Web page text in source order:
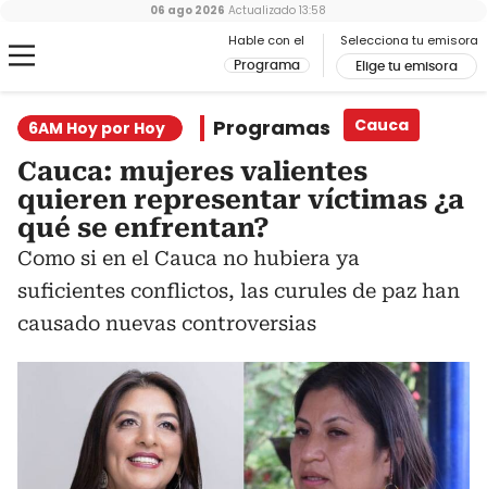
Hable con el
Programa
Selecciona tu emisora
Elige tu emisora
06 ago 2026 Actualizado 13:58
6AM Hoy por Hoy Programas Cauca
Cauca: mujeres valientes
quieren representar víctimas ¿a
qué se enfrentan?
Como si en el Cauca no hubiera ya
suficientes conflictos, las curules de paz han
causado nuevas controversias